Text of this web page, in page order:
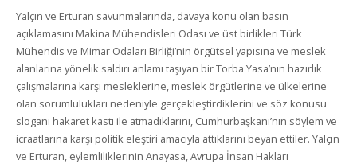
Yalçın ve Erturan savunmalarında, davaya konu olan basın
açıklamasını Makina Mühendisleri Odası ve üst birlikleri Türk
Mühendis ve Mimar Odaları Birliği’nin örgütsel yapısına ve meslek
alanlarına yönelik saldırı anlamı taşıyan bir Torba Yasa’nın hazırlık
çalışmalarına karşı mesleklerine, meslek örgütlerine ve ülkelerine
olan sorumlulukları nedeniyle gerçekleştirdiklerini ve söz konusu
sloganı hakaret kastı ile atmadıklarını, Cumhurbaşkanı’nın söylem ve
icraatlarına karşı politik eleştiri amacıyla attıklarını beyan ettiler. Yalçın
ve Erturan, eylemliliklerinin Anayasa, Avrupa İnsan Hakları